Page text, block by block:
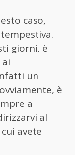
caso,
giorni, è
un
è
a
al
avete